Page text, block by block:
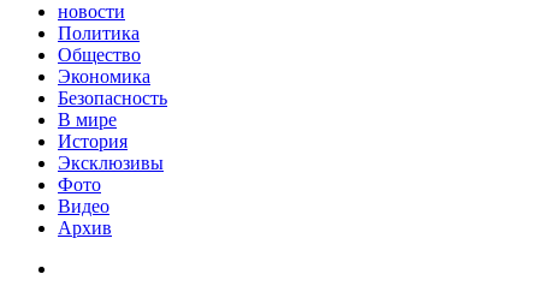
новости
Политика
Общество
Экономика
Безопасность
В мире
История
Эксклюзивы
Фото
Видео
Архив